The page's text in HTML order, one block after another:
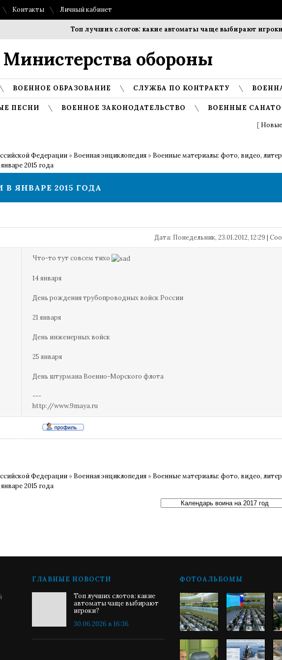
Контакты Личный кабинет
Топ лучших слотов: какие автоматы чаще выбирают игроки?
Министерства обороны
ВОЕННОЕ ОБРАЗОВАНИЕ СЛУЖБА ПО КОНТРАКТУ
ПЕСНИ ВОЕННОЕ ЗАКОНОДАТЕЛЬСТВО ВОЕННЫЕ
[
Федерации » Военная энциклопедия » Военные материалы: фото, видео,
2015 года
ЯНВАРЕ 2015 ГОДА
Дата: Понедельник, 23.01.2012, 12:29 |
Что-то тут совсем тихо
14 января
День рождения трубопроводных войск России
21 января
День инженерных войск
25 января
День штурмана Военно-Морского флота
---
http://www.9maya.ru
Федерации » Военная энциклопедия » Военные материалы: фото, видео,
2015 года
ГЛАВНЫЕ НОВОСТИ
Топ лучших слотов: какие
автоматы чаще выбирают
игроки?
30.06.2026 в 16:36
ФОТОАЛЬБОМЫ